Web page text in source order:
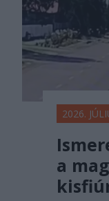
2026.
a